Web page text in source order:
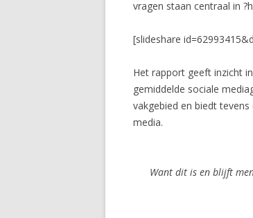
vragen staan centraal in
[slideshare
Het rapport geeft inzicht
gemiddelde sociale
vakgebied en biedt
media.
Want dit is en blijft